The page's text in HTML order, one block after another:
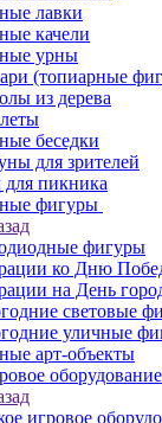
лавки
качели
урны
(топиарные
из дерева
беседки
для зрителей
пикника
фигуры
фигуры
ко Дню
на День
световые
уличные
арт-объекты
оборудование
игровое